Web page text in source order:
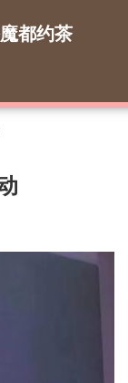
都约茶